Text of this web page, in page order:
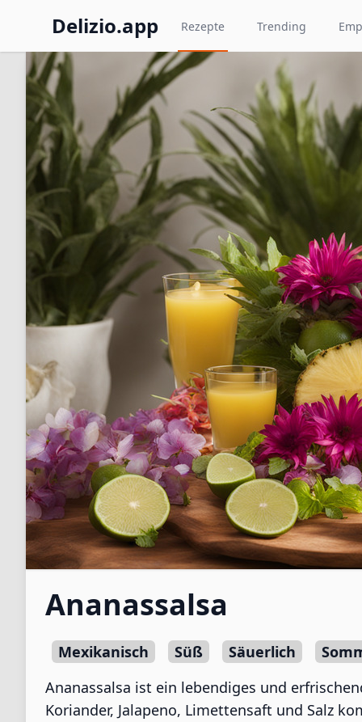
Delizio.app Rezepte Trending
Ananassalsa
Mexikanisch Süß Säuerlich
Ananassalsa ist ein lebendiges und
Koriander, Jalapeno, Limettensaft und Salz